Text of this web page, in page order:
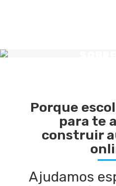
Porque
para te
construir
Ajudamos